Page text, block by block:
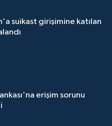
suikast girişimine katılan
erişim sorunu